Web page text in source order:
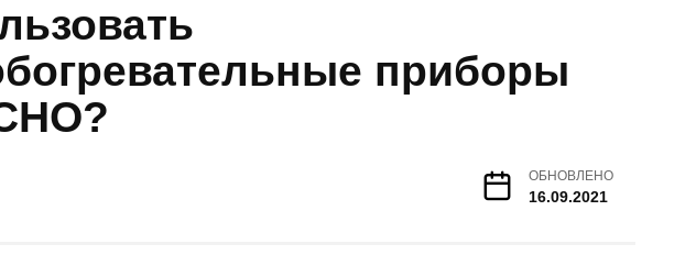
приборы
ОБНОВЛЕНО
16.09.2021